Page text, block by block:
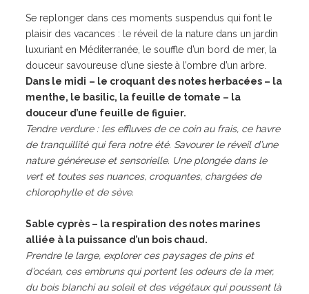
Se replonger dans ces moments suspendus qui font le
plaisir des vacances : le réveil de la nature dans un jardin
luxuriant en Méditerranée, le souffle d’un bord de mer, la
douceur savoureuse d’une sieste à l’ombre d’un arbre.
Dans le midi – le croquant des notes herbacées – la
menthe, le basilic, la feuille de tomate – la
douceur d’une feuille de figuier.
Tendre verdure : les effluves de ce coin au frais, ce havre
de tranquillité qui fera notre été. Savourer le réveil d’une
nature généreuse et sensorielle. Une plongée dans le
vert et toutes ses nuances, croquantes, chargées de
chlorophylle et de sève.
Sable cyprès – la respiration des notes marines
alliée à la puissance d’un bois chaud.
Prendre le large, explorer ces paysages de pins et
d’océan, ces embruns qui portent les odeurs de la mer,
du bois blanchi au soleil et des végétaux qui poussent là